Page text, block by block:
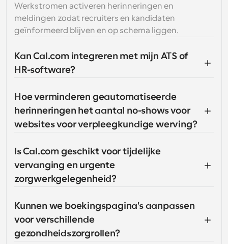
Werkstromen activeren herinneringen en
meldingen zodat recruiters en kandidaten
geïnformeerd blijven en op schema liggen.
Kan Cal.com integreren met mijn ATS of
HR-software?
Hoe verminderen geautomatiseerde
herinneringen het aantal no-shows voor
websites voor verpleegkundige werving?
Is Cal.com geschikt voor tijdelijke
vervanging en urgente
zorgwerkgelegenheid?
Kunnen we boekingspagina's aanpassen
voor verschillende
gezondheidszorgrollen?